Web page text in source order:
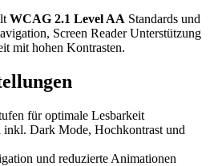
WCAG 2.1 Level AA Standards und
Screen Reader Unterstützung
mit hohen Kontrasten.
für optimale Lesbarkeit
inkl. Dark Mode, Hochkontrast und
und reduzierte Animationen